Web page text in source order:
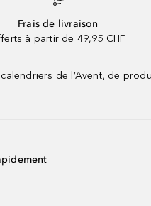
Frais de livraison
à partir de 49,95 CHF
de l’Avent, de